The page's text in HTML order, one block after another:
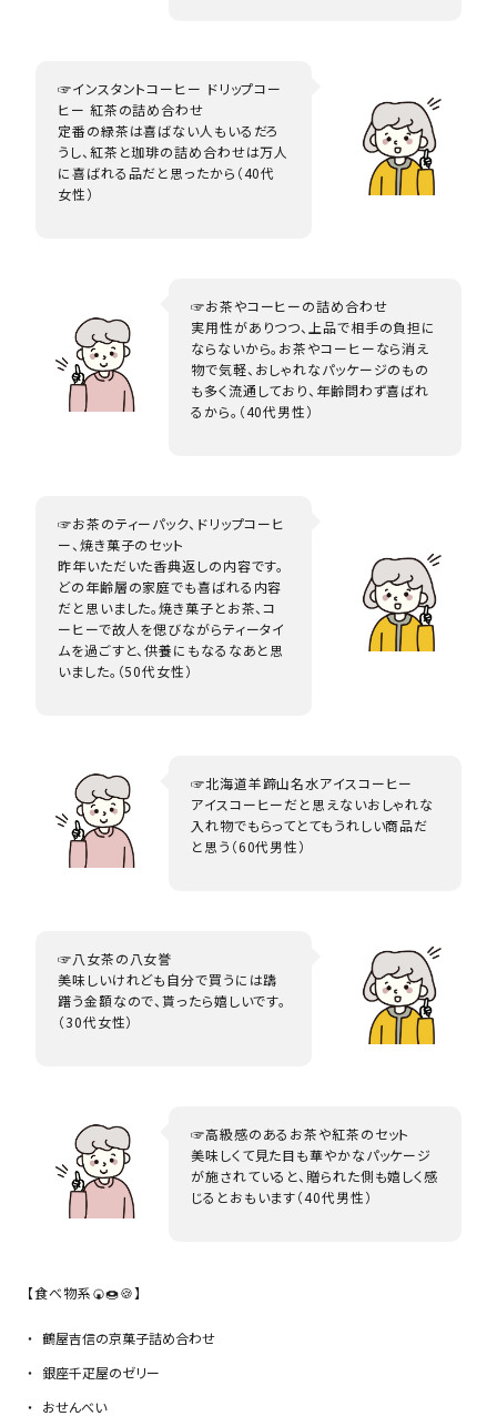
☞インスタントコーヒー ドリップコー
ヒー 紅茶の詰め合わせ
定番の緑茶は喜ばない人もいるだろ
うし、紅茶と珈琲の詰め合わせは万人
に喜ばれる品だと思ったから（40代
女性）
☞お茶やコーヒーの詰め合わせ
実用性がありつつ、上品で相手の負担に
ならないから。お茶やコーヒーなら消え
物で気軽、おしゃれなパッケージのもの
も多く流通しており、年齢問わず喜ばれ
るから。（40代男性）
☞お茶のティーパック、ドリップコーヒ
ー、焼き菓子のセット
昨年いただいた香典返しの内容です。
どの年齢層の家庭でも喜ばれる内容
だと思いました。焼き菓子とお茶、コ
ーヒーで故人を偲びながらティータイ
ムを過ごすと、供養にもなるなあと思
いました。（50代女性）
☞北海道羊蹄山名水アイスコーヒー
アイスコーヒーだと思えないおしゃれな
入れ物でもらってとてもうれしい商品だ
と思う（60代男性）
☞八女茶の八女誉
美味しいけれども自分で買うには躊
躇う金額なので、貰ったら嬉しいです。
（30代女性）
☞高級感のあるお茶や紅茶のセット
美味しくて見た目も華やかなパッケージ
が施されていると、贈られた側も嬉しく感
じるとおもいます（40代男性）
【食べ物系🍘🍩🍪】
鶴屋吉信の京菓子詰め合わせ
銀座千疋屋のゼリー
おせんべい